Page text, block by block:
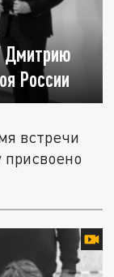
Дмитрию
России
встречи
присвоено